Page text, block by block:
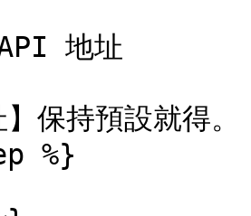
地址
保持預設就得。
%}